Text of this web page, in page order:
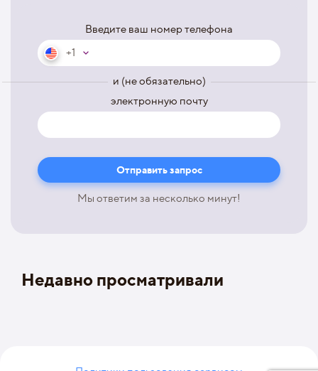
Введите ваш номер телефона
+1
и (не обязательно)
электронную почту
Мы ответим за несколько минут!
Недавно просматривали